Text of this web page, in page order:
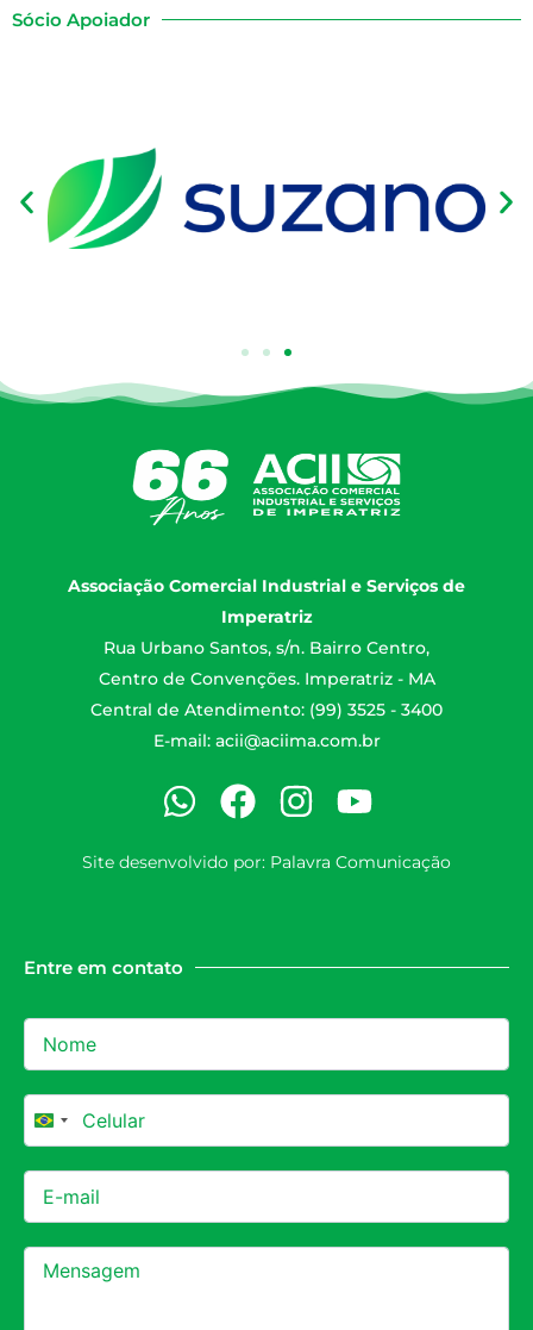
Sócio Apoiador
Associação Comercial Industrial e Serviços de
Imperatriz
Rua Urbano Santos, s/n. Bairro Centro,
Centro de Convenções. Imperatriz - MA
Central de Atendimento: (99) 3525 - 3400
E-mail: acii@aciima.com.br
Site desenvolvido por: Palavra Comunicação
Entre em contato
Brazil +55